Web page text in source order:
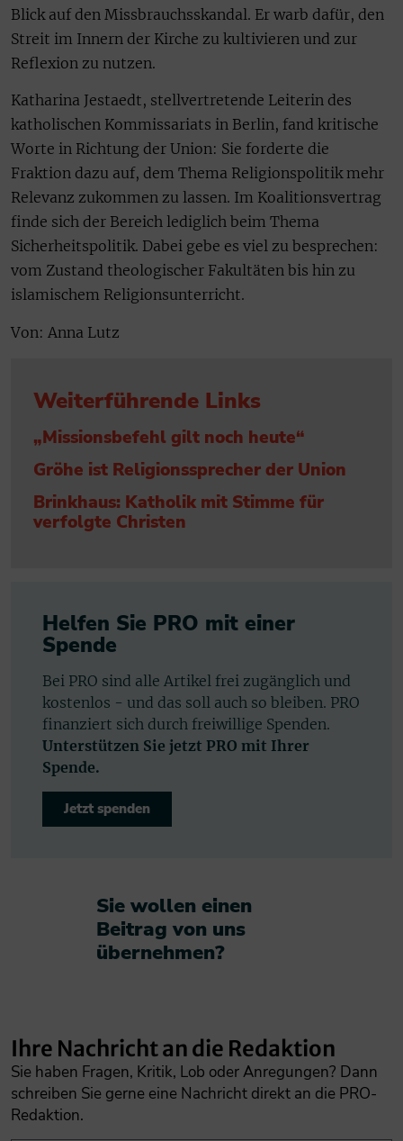
Blick auf den Missbrauchsskandal. Er warb dafür, den
Streit im Innern der Kirche zu kultivieren und zur
Reflexion zu nutzen.
Katharina Jestaedt, stellvertretende Leiterin des
katholischen Kommissariats in Berlin, fand kritische
Worte in Richtung der Union: Sie forderte die
Fraktion dazu auf, dem Thema Religionspolitik mehr
Relevanz zukommen zu lassen. Im Koalitionsvertrag
finde sich der Bereich lediglich beim Thema
Sicherheitspolitik. Dabei gebe es viel zu besprechen:
vom Zustand theologischer Fakultäten bis hin zu
islamischem Religionsunterricht.
Von: Anna Lutz
Weiterführende Links
„Missionsbefehl gilt noch heute“
Gröhe ist Religionssprecher der Union
Brinkhaus: Katholik mit Stimme für
verfolgte Christen
Helfen Sie PRO mit einer
Spende
Bei PRO sind alle Artikel frei zugänglich und
kostenlos - und das soll auch so bleiben. PRO
finanziert sich durch freiwillige Spenden.
Unterstützen Sie jetzt PRO mit Ihrer
Spende.
Jetzt spenden
Sie wollen einen
Beitrag von uns
übernehmen?​
Ihre Nachricht an die Redaktion
Sie haben Fragen, Kritik, Lob oder Anregungen? Dann
schreiben Sie gerne eine Nachricht direkt an die PRO-
Redaktion.